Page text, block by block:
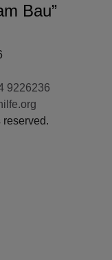
Bau”
9226236